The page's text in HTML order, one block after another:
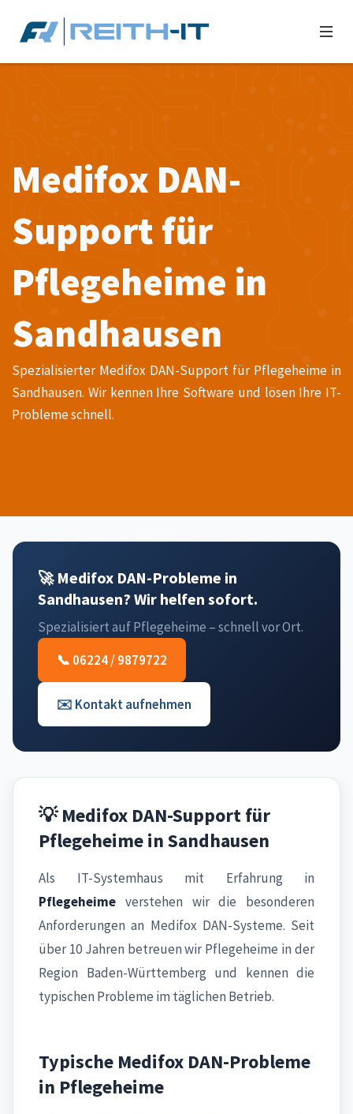
Medifox DAN-
Support für
Pflegeheime in
Sandhausen
Spezialisierter Medifox DAN-Support für Pflegeheime in
Sandhausen. Wir kennen Ihre Software und lösen Ihre IT-
Probleme schnell.
🚀 Medifox DAN-Probleme in
Sandhausen? Wir helfen sofort.
Spezialisiert auf Pflegeheime – schnell vor Ort.
📞 06224 / 9879722
✉️ Kontakt aufnehmen
💡 Medifox DAN-Support für
Pflegeheime in Sandhausen
Als IT-Systemhaus mit Erfahrung in
Pflegeheime verstehen wir die besonderen
Anforderungen an Medifox DAN-Systeme. Seit
über 10 Jahren betreuen wir Pflegeheime in der
Region Baden-Württemberg und kennen die
typischen Probleme im täglichen Betrieb.
Typische Medifox DAN-Probleme
in Pflegeheime